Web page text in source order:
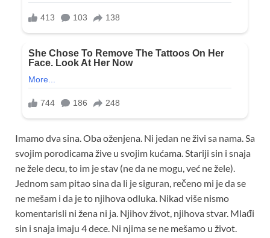
Imamo dva sina. Oba oženjena. Ni jedan ne živi sa nama. Sa
svojim porodicama žive u svojim kućama. Stariji sin i snaja
ne žele decu, to im je stav (ne da ne mogu, već ne žele).
Jednom sam pitao sina da li je siguran, rečeno mi je da se
ne mešam i da je to njihova odluka. Nikad više nismo
komentarisli ni žena ni ja. Njihov život, njihova stvar. Mlađi
sin i snaja imaju 4 dece. Ni njima se ne mešamo u život.